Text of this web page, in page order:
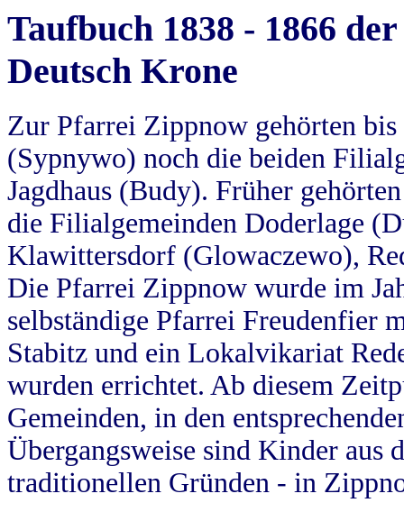
Taufbuch 1838 - 1866
Deutsch Krone
Zur Pfarrei Zippnow gehörten
(Sypnywo) noch die beiden
Jagdhaus (Budy). Früher
die Filialgemeinden Doderlage
Klawittersdorf (Glowaczewo),
Die Pfarrei Zippnow wurde im
selbständige Pfarrei Freudenfier
Stabitz und ein Lokalvikariat
wurden errichtet. Ab diesem
Gemeinden, in den
Übergangsweise sind Kinder aus
traditionellen Gründen - in